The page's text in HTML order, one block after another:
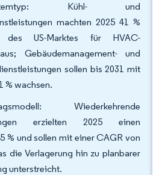
Kühl- und
machten 2025 41 %
des US-Marktes für HVAC-
Gebäudemanagement- und
sollen bis 2031 mit
% wachsen.
Wiederkehrende
erzielten 2025 einen
% und sollen mit einer CAGR von
die Verlagerung hin zu planbarer
unterstreicht.